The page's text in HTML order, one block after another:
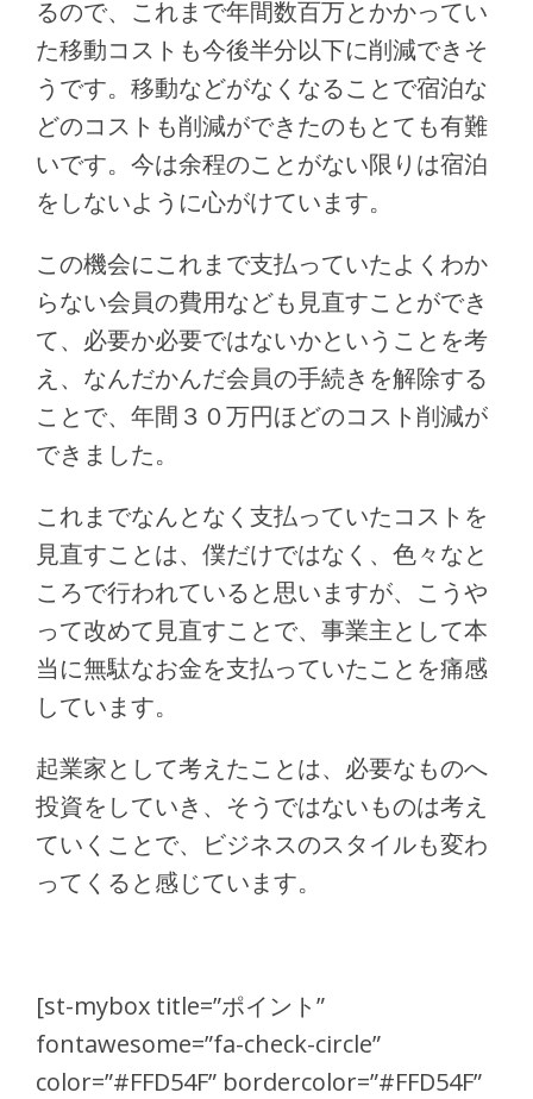
るので、これまで年間数百万とかかってい
た移動コストも今後半分以下に削減できそ
うです。移動などがなくなることで宿泊な
どのコストも削減ができたのもとても有難
いです。今は余程のことがない限りは宿泊
をしないように心がけています。
この機会にこれまで支払っていたよくわか
らない会員の費用なども見直すことができ
て、必要か必要ではないかということを考
え、なんだかんだ会員の手続きを解除する
ことで、年間３０万円ほどのコスト削減が
できました。
これまでなんとなく支払っていたコストを
見直すことは、僕だけではなく、色々なと
ころで行われていると思いますが、こうや
って改めて見直すことで、事業主として本
当に無駄なお金を支払っていたことを痛感
しています。
起業家として考えたことは、必要なものへ
投資をしていき、そうではないものは考え
ていくことで、ビジネスのスタイルも変わ
ってくると感じています。
[st-mybox title=”ポイント”
fontawesome=”fa-check-circle”
color=”#FFD54F” bordercolor=”#FFD54F”